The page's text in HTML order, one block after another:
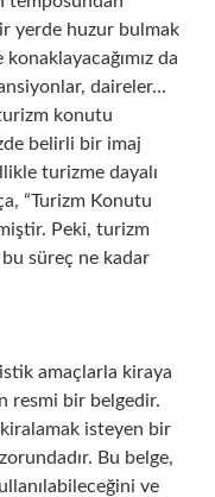
yerde huzur bulmak
da
daireler…
konutu
belirli bir imaj
turizme dayalı
“Turizm Konutu
Peki, turizm
bu süreç ne kadar
amaçlarla kiraya
resmi bir belgedir.
isteyen bir
Bu belge,
ve